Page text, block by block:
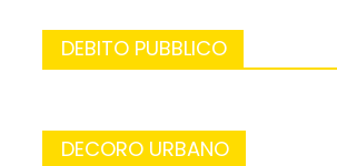
DEBITO PUBBLICO
DECORO URBANO